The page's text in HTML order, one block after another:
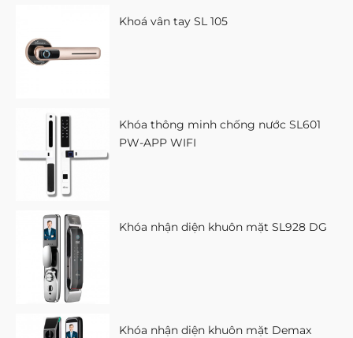
Khoá vân tay SL 105
Khóa thông minh chống nước SL601
PW-APP WIFI
Khóa nhận diện khuôn mặt SL928 DG
Khóa nhận diện khuôn mặt Demax